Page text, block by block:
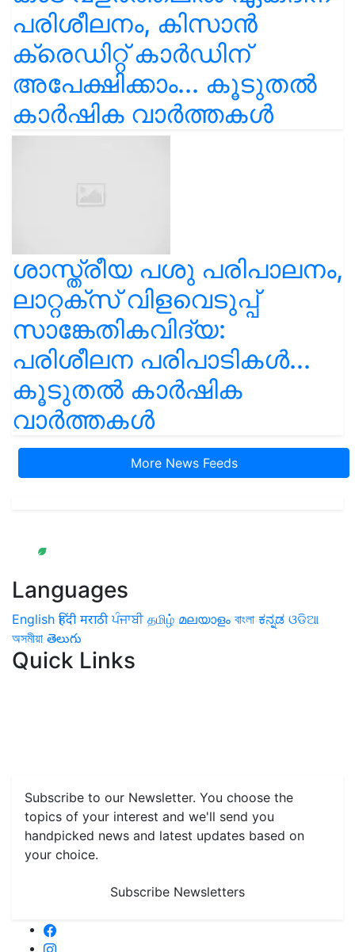
പരിശീലനം, കിസാൻ
ക്രെഡിറ്റ് കാർഡിന്
അപേക്ഷിക്കാം... കൂടുതൽ
കാർഷിക വാർത്തകൾ
ശാസ്ത്രീയ പശു പരിപാലനം,
ലാറ്റക്സ് വിളവെടുപ്പ്
സാങ്കേതികവിദ്യ:
പരിശീലന പരിപാടികൾ...
കൂടുതൽ കാർഷിക
വാർത്തകൾ
More News Feeds
Languages
English हिंदी मराठी ਪੰਜਾਬੀ தமிழ் മലയാളം বাংলা ಕನ್ನಡ ଓଡିଆ
অসমীয়া తెలుగు
Quick Links
Subscribe to our Newsletter. You choose the
topics of your interest and we'll send you
handpicked news and latest updates based on
your choice.
Subscribe Newsletters